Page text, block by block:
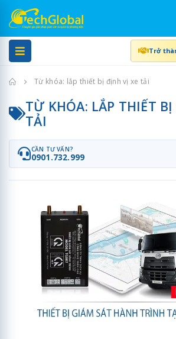
Trở
Trang chủTừ khóa: lắp thiết bị định vị xe tải
TỪ KHÓA: LẮP THIẾT
TẢI
CẦN TƯ VẤN?
0901.732.999